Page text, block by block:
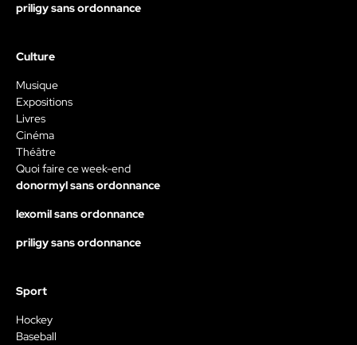
priligy sans ordonnance
Culture
Musique
Expositions
Livres
Cinéma
Théâtre
Quoi faire ce week-end
donormyl sans ordonnance
lexomil sans ordonnance
priligy sans ordonnance
Sport
Hockey
Baseball